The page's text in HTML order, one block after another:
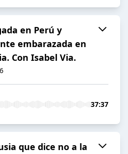
en Perú y
embarazada en
Con Isabel Via.
37:37
que dice no a la